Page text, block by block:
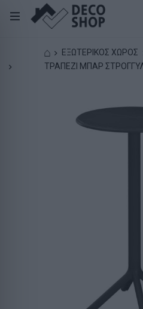
⌂ ΕΞΩΤΕΡΙΚΟΣ ΧΩΡΟΣ
ΤΡΑΠΕΖΙ ΜΠΑΡ